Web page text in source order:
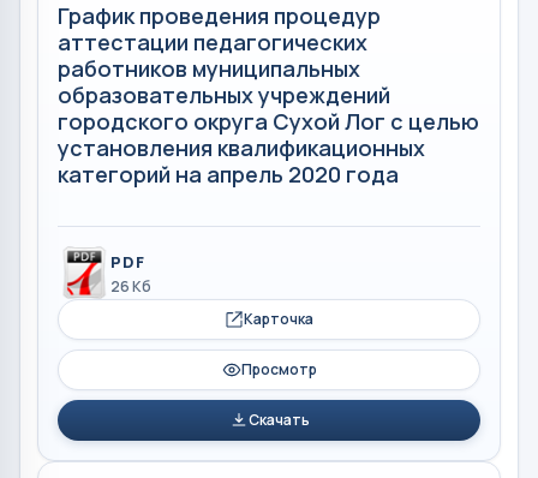
График проведения процедур
аттестации педагогических
работников муниципальных
образовательных учреждений
городского округа Сухой Лог с целью
установления квалификационных
категорий на апрель 2020 года
PDF
26 Кб
Карточка
Просмотр
Скачать